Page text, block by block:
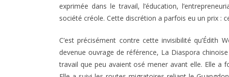
exprimée dans le travail, l’éducation,
société créole. Cette discrétion a parfois eu un prix :
C’est précisément contre cette invisibilité qu’Édith
devenue ouvrage de référence, La Diaspora
travail que peu avaient osé mener avant elle. Elle a